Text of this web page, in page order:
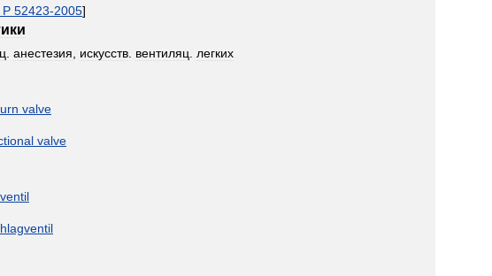
Р 52423-2005]
анестезия искусств вентиляц легких
valve
valve